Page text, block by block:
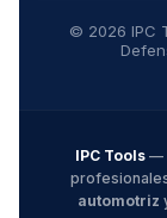
© 2026 IPC
IPC Tools —
automotriz